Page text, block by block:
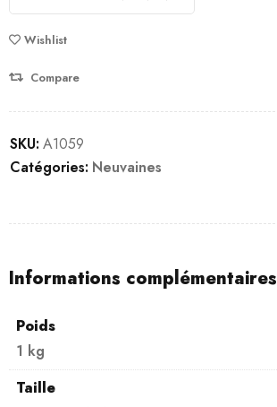
Wishlist
Compare
SKU: A1059
Catégories: Neuvaines
Informations complémentaires
Poids
1 kg
Taille